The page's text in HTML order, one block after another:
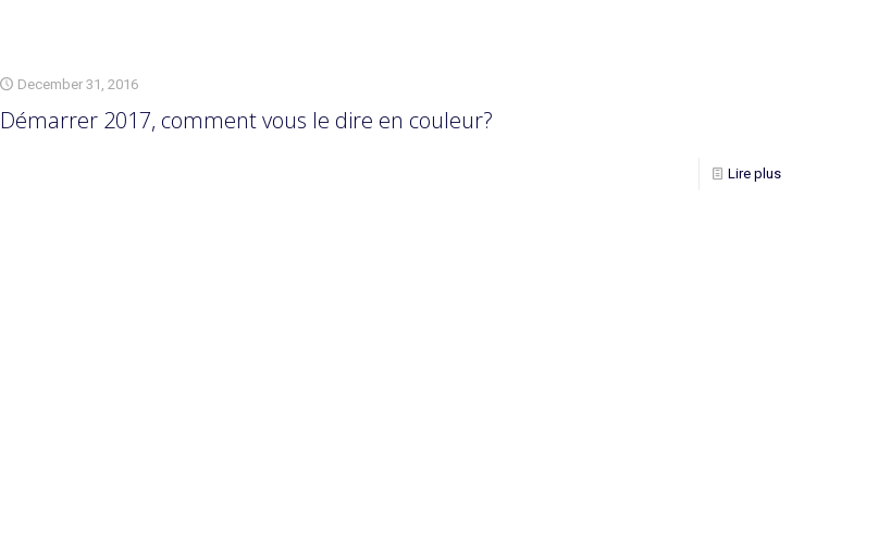
December 31, 2016
Démarrer 2017, comment vous le dire en couleur?
Lire plus